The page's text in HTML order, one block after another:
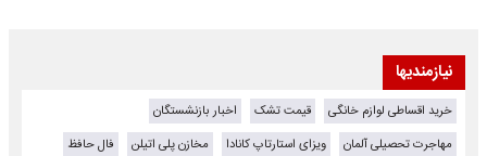
نیازمندیها
خرید اقساطی لوازم خانگی قیمت تشک
اخبار بازنشستگان
مهاجرت تحصیلی آلمان
ویزای استارتاپ کانادا مخازن پلی اتیلن
فال حافظ